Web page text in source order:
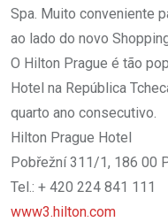
Spa. Muito conveniente
ao lado do novo
O Hilton Prague é tão
Hotel na República
quarto ano consecutivo.
Hilton Prague Hotel
Pobřežní 311/1, 186 00
Tel.: + 420 224 841 111
www3.hilton.com